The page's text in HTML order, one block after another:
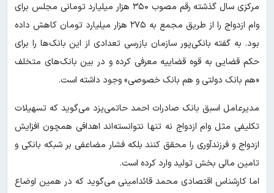
مرکزی سال گذشته رقم مصوب ۳۵۰ هزار میلیارد تومانی مجلس برای
وام ازدواج را از طریق مجمع به ۲۷۵ هزار میلیارد تومان کاهش داده
بود. به گفته بانکی‌پور سازمان بازرسی تعدادی از این بانک‌ها را برای
حکم قضایی به قوه قضاییه معرفی کرده و در بین بانک‌های متخلف
«هم بانک دولتی و هم بانک خصوصی» وجود داشته است.
مدیرعامل اسبق بانک صادرات احمد حاتمی‌یزد می‌گوید که تسهیلات
تکلیفی مثل وام ازدواج نه تنها نتوانسته‌اند اهدافی همچون افزایش
ازدواج و فرزندآوری را محقق کنند بلکه فشار مضاعفی بر شبکه بانکی و
تامین مالی بخش تولید وارد کرده‌ است.
اما کارشناس اقتصادی محمد قائدامینی می‌گوید که در همین اوضاع